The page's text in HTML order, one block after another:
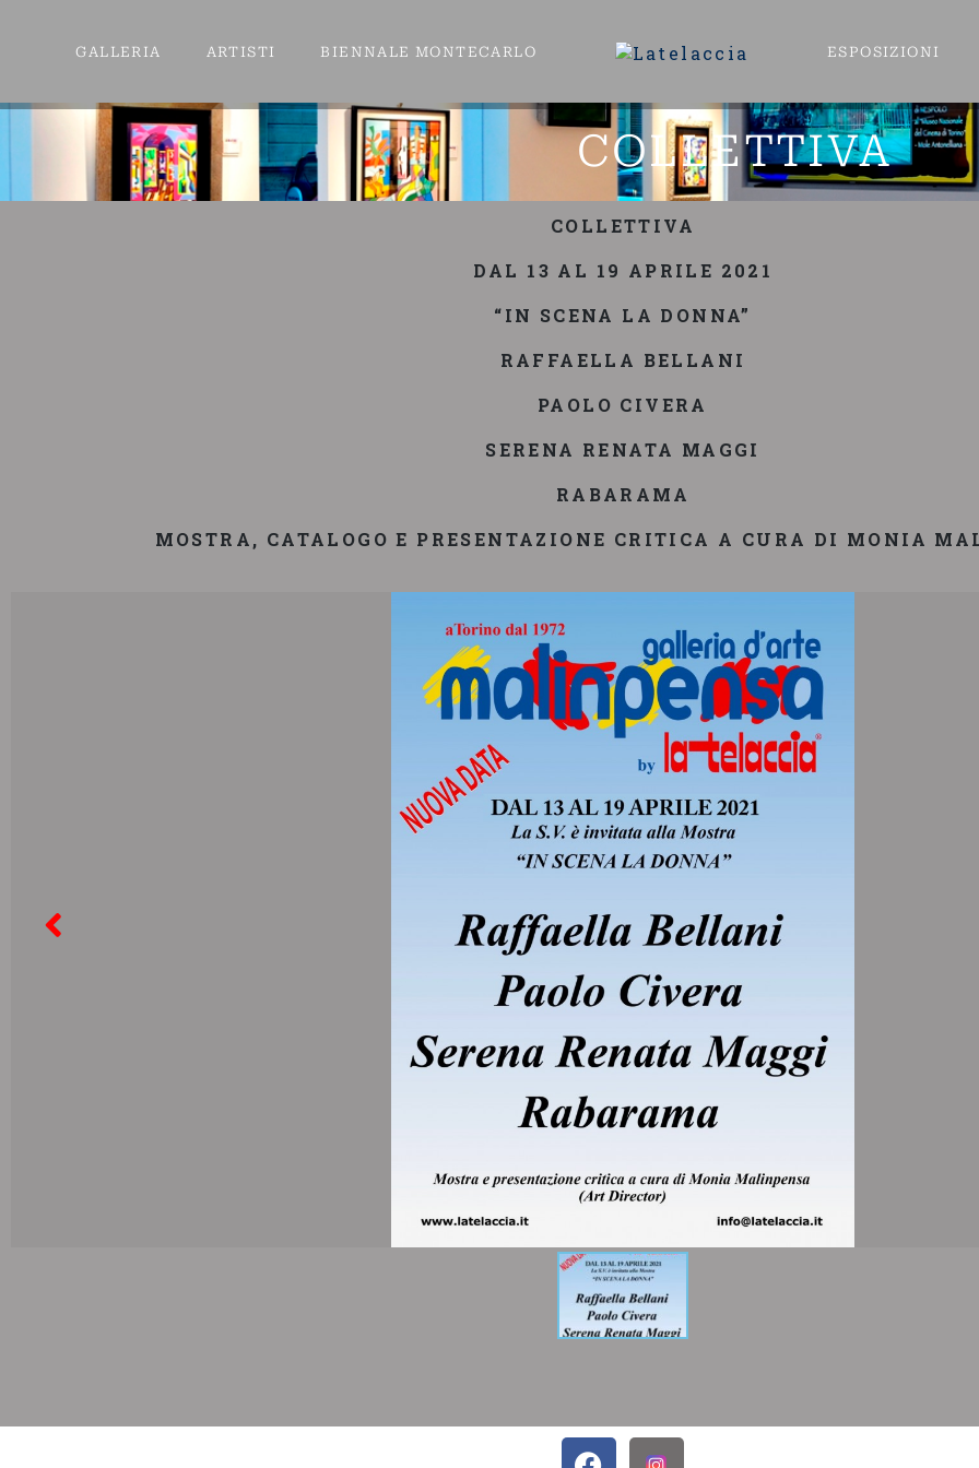
GALLERIA ARTISTI BIENNALE MONTECARLO ESPOSIZIONI
COLLETTIVA
COLLETTIVA
DAL 13 AL 19 APRILE 2021
“IN SCENA LA DONNA”
RAFFAELLA BELLANI
PAOLO CIVERA
SERENA RENATA MAGGI
RABARAMA
MOSTRA, CATALOGO E PRESENTAZIONE CRITICA A CURA DI MONIA